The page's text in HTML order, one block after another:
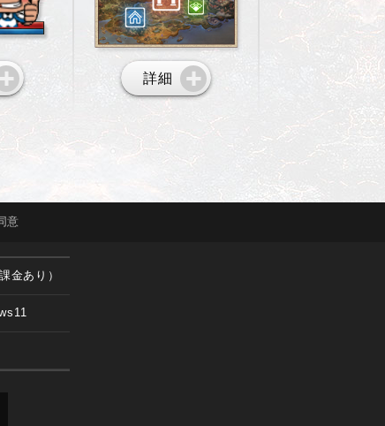
詳細
意
金あり）